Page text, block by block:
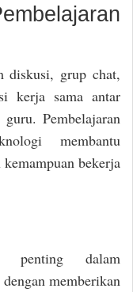
diskusi, grup chat,
kerja sama antar
Pembelajaran
membantu
bekerja
penting dalam
memberikan